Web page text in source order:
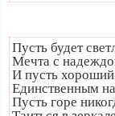
Пусть будет
Мечта с
И пусть
Единственным на
Пусть горе